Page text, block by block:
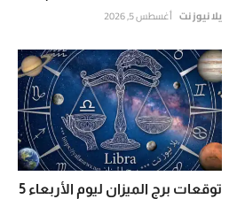
يلا نيوز نت أغسطس 5, 2026
توقعات برج الميزان ليوم الأربعاء 5